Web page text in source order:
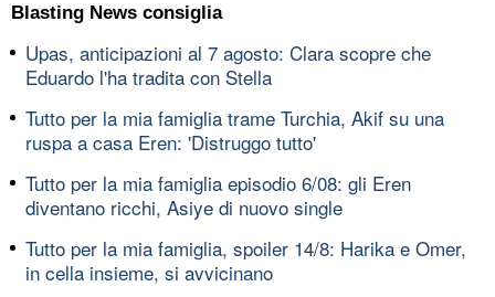
Blasting News consiglia
Upas, anticipazioni al 7 agosto: Clara scopre che
Eduardo l'ha tradita con Stella
Tutto per la mia famiglia trame Turchia, Akif su una
ruspa a casa Eren: 'Distruggo tutto'
Tutto per la mia famiglia episodio 6/08: gli Eren
diventano ricchi, Asiye di nuovo single
Tutto per la mia famiglia, spoiler 14/8: Harika e Omer,
in cella insieme, si avvicinano